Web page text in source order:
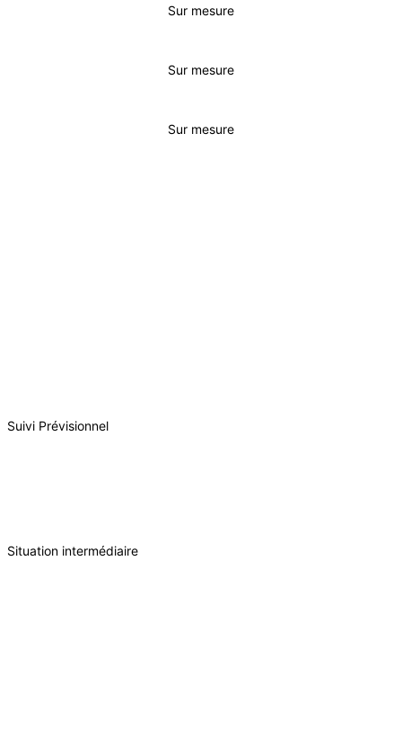
Sur mesure
Sur mesure
Sur mesure
Suivi Prévisionnel
Situation intermédiaire